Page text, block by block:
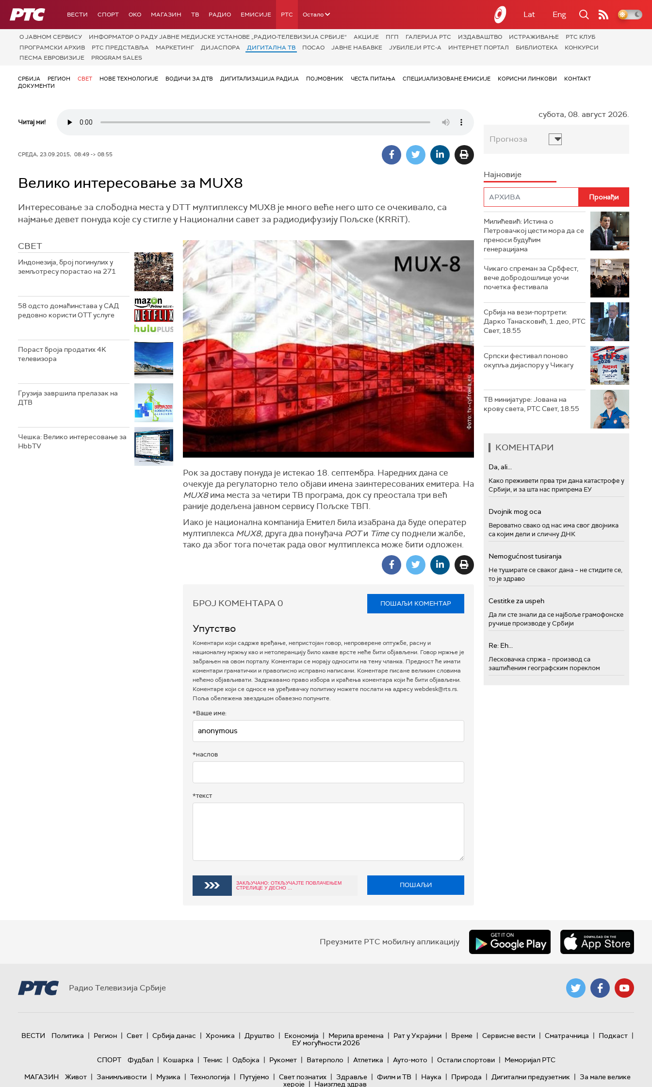
РТС ВЕСТИ СПОРТ OKO МАГАЗИН ТВ РАДИО ЕМИСИЈЕ РТС Остало Lat Eng
О JАВНОМ СЕРВИСУ ИНФОРМАТОР О РАДУ ЈАВНЕ МЕДИЈСКЕ УСТАНОВЕ „РАДИО-ТЕЛЕВИЗИЈА СРБИЈЕ“ АКЦИЈЕ ПГП ГАЛЕРИЈА РТС ИЗДАВАШТВО ИСТРАЖИВАЊЕ
РТС КЛУБ
ПРОГРАМСКИ АРХИВ
РТС ПРЕДСТАВЉА МАРКЕТИНГ ДИЈАСПОРА ДИГИТАЛНА ТВ ПОСАО ЈАВНЕ НАБАВКЕ ЈУБИЛЕЈИ РТС-А ИНТЕРНЕТ ПОРТАЛ БИБЛИОТЕКА
КОНКУРСИ
ПЕСМА ЕВРОВИЗИЈЕ
PROGRAM SALES
СРБИЈА РЕГИОН СВЕТ НОВЕ ТЕХНОЛОГИЈЕ ВОДИЧИ ЗА ДТВ ДИГИТАЛИЗАЦИЈА РАДИЈА ПОЈМОВНИК ЧЕСТА ПИТАЊА СПЕЦИЈАЛИЗОВАНЕ ЕМИСИЈЕ КОРИСНИ ЛИНКОВИ
КОНТАКТ
ДОКУМЕНТИ
Читај ми!
СРЕДА, 23.09.2015, 08:49 -> 08:55
Велико интересовање за MUX8
Интересовање за слободна места у DTT мултиплексу MUX8 је много веће него што се очекивало, са
најмање девет понуда које су стигле у Национални савет за радиодифузију Пољске (KRRiT).
СВЕТ
Индонезија, број погинулих у
земљотресу порастао на 271
58 одсто домаћинстава у САД
редовно користи ОТТ услуге
Пораст броја продатих 4K
телевизора
Грузија завршила прелазак на
ДТВ
Чешка: Велико интересовање за
HbbTV
Рок за доставу понуда је истекао 18. септембра. Наредних дана се
очекује да регулаторно тело објави имена заинтересованих емитера. На
MUX8има места за четири ТВ програма, док су преостала три већ
раније додељена јавном сервису Пољске ТВП.
Иако је национална компанија Емител била изабрана да буде оператер
мултиплекса MUX8, друга два понуђача POTи Timeсу поднели жалбе,
тако да због тога почетак рада овог мултиплекса може бити одложен.
БРОЈ КОМЕНТАРА0 ПОШАЉИ КОМЕНТАР
Упутство
Коментари који садрже вређање, непристојан говор, непроверене оптужбе, расну и
националну мржњу као и нетолеранцију било какве врсте неће бити објављени. Говор мржње је
забрањен на овом порталу. Коментари се морају односити на тему чланка. Предност ће имати
коментари граматички и правописно исправно написани. Коментаре писане великим словима
нећемо објављивати. Задржавамо право избора и краћења коментара који ће бити објављени.
Коментаре који се односе на уређивачку политику можете послати на адресу webdesk@rts.rs.
Поља обележена звездицом обавезно попуните.
*Ваше име:
*наслов
*текст
ЗАКЉУЧАНО: ОТКЉУЧАЈТЕ ПОВЛАЧЕЊЕМ
СТРЕЛИЦЕ У ДЕСНО ...
ПОШАЉИ
субота, 08. август 2026.
Прогноза
Најновије
Милићевић: Истина о
Петровачкој цести мора да се
преноси будућим
генерацијама
Чикаго спреман за Србфест,
вече добродошлице уочи
почетка фестивала
Србија на вези-портрети:
Дарко Танасковић, 1. део, РТС
Свет, 18.55
Српски фестивал поново
окупља дијаспору у Чикагу
ТВ минијатуре: Јована на
крову света, РТС Свет, 18.55
КОМЕНТАРИ
Da, ali...
Како преживети прва три дана катастрофе у
Србији, и за шта нас припрема ЕУ
Dvojnik mog oca
Вероватно свако од нас има свог двојника
са којим дели и сличну ДНК
Nemogućnost tusiranja
Не туширате се сваког дана – не стидите се,
то је здраво
Cestitke za uspeh
Да ли сте знали да се најбоље грамофонске
ручице производе у Србији
Re: Eh...
Лесковачка спржа – производ са
заштићеним географским пореклом
Преузмите РТС мобилну апликацију
Радио Телевизија Србије
ВЕСТИ Политика | Регион | Свет | Србија данас | Хроника | Друштво | Економија | Мерила времена | Рат у Украјини | Време | Сервисне вести | Сматрачница | Подкаст |
ЕУ могућности 2026
СПОРТ
Фудбал | Кошарка | Тенис | Одбојка | Рукомет | Ватерполо | Атлетика | Ауто-мото | Остали спортови | Меморијал РТС
МАГАЗИН
Живот | Занимљивости | Музика | Технологијa | Путујемо | Свет познатих | Здравље | Филм и ТВ | Наука | Природа | Дигитални предузетник | За мале велике
хероје | Наизглед здрав